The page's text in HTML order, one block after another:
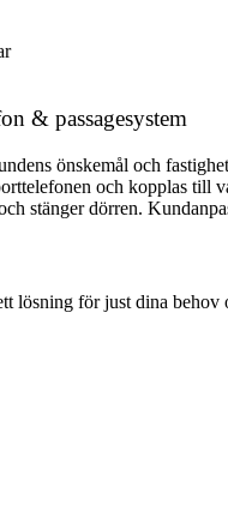
& passagesystem
önskemål och
och kopplas till
stänger dörren.
lösning för just dina